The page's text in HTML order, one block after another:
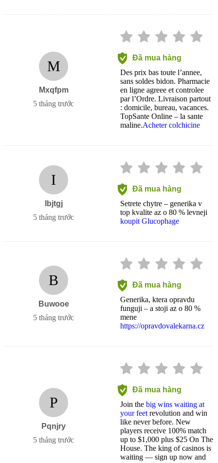
M
Mxqfpm
5 tháng trước
Đã mua hàng
Des prix bas toute l’annee,
sans soldes bidon. Pharmacie
en ligne agreee et controlee
par l’Ordre. Livraison partout
: domicile, bureau, vacances.
TopSante Online – la sante
maline.Acheter colchicine
I
Ibjtgj
5 tháng trước
Đã mua hàng
Setrete chytre – generika v
top kvalite az o 80 % levneji
koupit Glucophage
B
Buwooe
5 tháng trước
Đã mua hàng
Generika, ktera opravdu
funguji – a stoji az o 80 %
mene
https://opravdovalekarna.cz
P
Pqnjry
5 tháng trước
Đã mua hàng
Join the big wins waiting at
your feet revolution and win
like never before. New
players receive 100% match
up to $1,000 plus $25 On The
House. The king of casinos is
waiting — sign up now and